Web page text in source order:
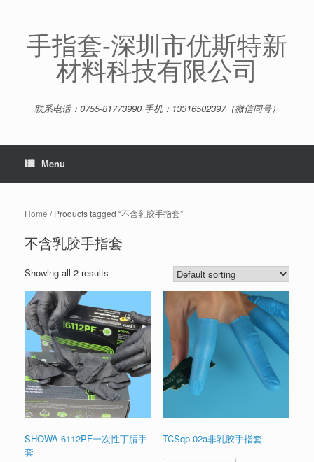
content手指套-深圳市优斯特新
材料科技有限公司
联系电话：0755-81773990 手机：13316502397（微信同号）
Menu
Home / Products tagged “不含乳胶手指套”
不含乳胶手指套
Showing all 2 results
SHOWA 6112PF一次性丁腈手
套
TCSqp-02a非乳胶手指套